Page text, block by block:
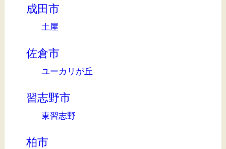
成田市
土屋
佐倉市
ユーカリが丘
習志野市
東習志野
柏市